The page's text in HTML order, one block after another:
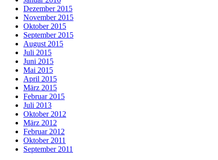
Dezember 2015
November 2015
Oktober 2015
September 2015
August 2015
Juli 2015
Juni 2015
Mai 2015
April 2015
März 2015
Februar 2015
Juli 2013
Oktober 2012
März 2012
Februar 2012
Oktober 2011
September 2011